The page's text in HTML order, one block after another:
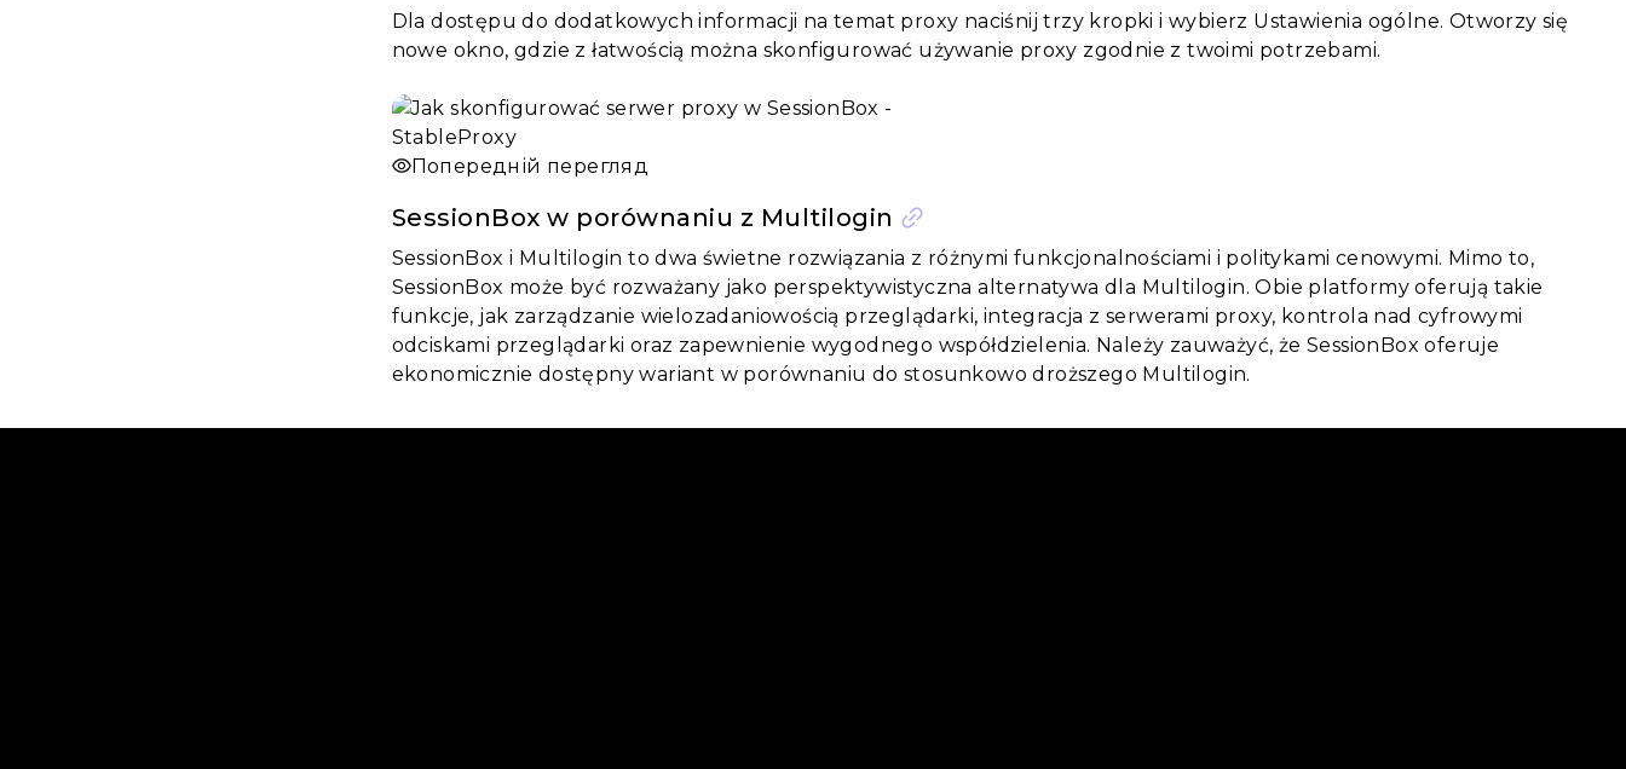
Dla dostępu do dodatkowych informacji na temat proxy naciśnij trzy kropki i wybierz Ustawienia ogólne. Otworzy się
nowe okno, gdzie z łatwością można skonfigurować używanie proxy zgodnie z twoimi potrzebami.
Попередній перегляд
SessionBox w porównaniu z Multilogin
SessionBox i Multilogin to dwa świetne rozwiązania z różnymi funkcjonalnościami i politykami cenowymi. Mimo to,
SessionBox może być rozważany jako perspektywistyczna alternatywa dla Multilogin. Obie platformy oferują takie
funkcje, jak zarządzanie wielozadaniowością przeglądarki, integracja z serwerami proxy, kontrola nad cyfrowymi
odciskami przeglądarki oraz zapewnienie wygodnego współdzielenia. Należy zauważyć, że SessionBox oferuje
ekonomicznie dostępny wariant w porównaniu do stosunkowo droższego Multilogin.